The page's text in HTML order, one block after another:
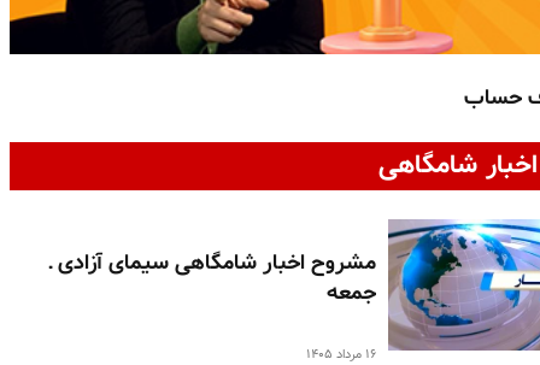
حساب
شامگاهی
مشروح اخبار شامگاهی سیمای آزادی ـ
جمعه
۱۶ مرداد ۱۴۰۵